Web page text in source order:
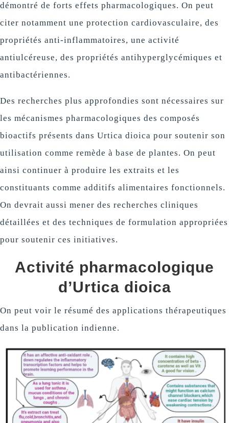
démontré de forts effets pharmacologiques. On peut
citer notamment une protection cardiovasculaire, des
propriétés anti-inflammatoires, une activité
antiulcéreuse, des propriétés antihyperglycémiques et
antibactériennes.
Des recherches plus approfondies sont nécessaires sur
les mécanismes pharmacologiques des composés
bioactifs présents dans Urtica dioica pour soutenir son
utilisation comme remède à base de plantes. On peut
ainsi continuer à produire les extraits et les
constituants comme additifs alimentaires fonctionnels.
On devrait aussi mener des recherches cliniques
détaillées et des techniques de formulation appropriées
pour soutenir ces initiatives.
Activité pharmacologique
d’Urtica dioica
On peut voir le résumé des applications thérapeutiques
dans la publication indienne.